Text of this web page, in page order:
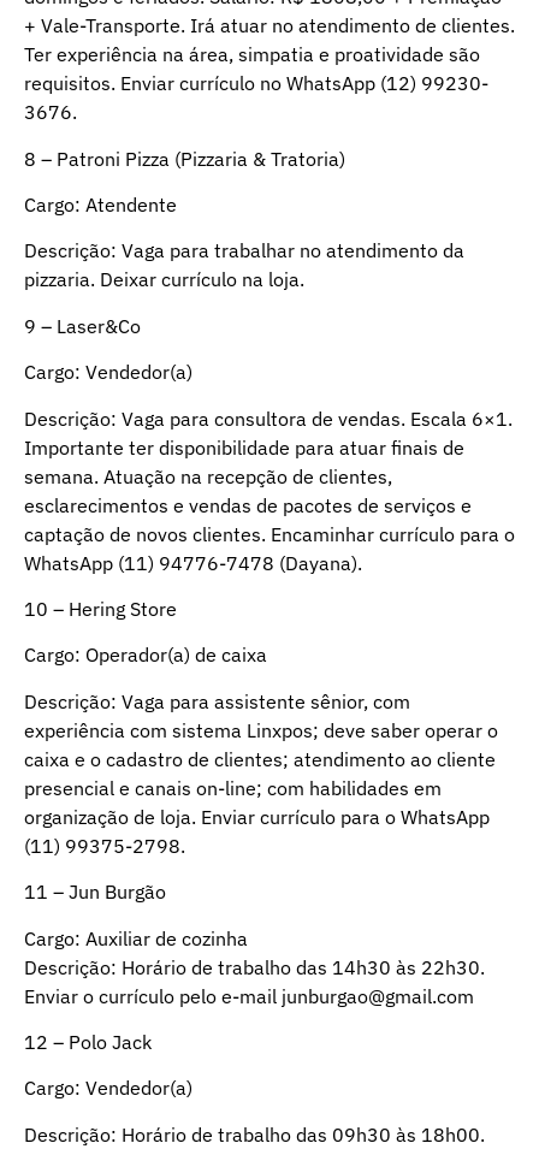
+ Vale-Transporte. Irá atuar no atendimento de clientes.
Ter experiência na área, simpatia e proatividade são
requisitos. Enviar currículo no WhatsApp (12) 99230-
3676.
8 – Patroni Pizza (Pizzaria & Tratoria)
Cargo: Atendente
Descrição: Vaga para trabalhar no atendimento da
pizzaria. Deixar currículo na loja.
9 – Laser&Co
Cargo: Vendedor(a)
Descrição: Vaga para consultora de vendas. Escala 6×1.
Importante ter disponibilidade para atuar finais de
semana. Atuação na recepção de clientes,
esclarecimentos e vendas de pacotes de serviços e
captação de novos clientes. Encaminhar currículo para o
WhatsApp (11) 94776-7478 (Dayana).
10 – Hering Store
Cargo: Operador(a) de caixa
Descrição: Vaga para assistente sênior, com
experiência com sistema Linxpos; deve saber operar o
caixa e o cadastro de clientes; atendimento ao cliente
presencial e canais on-line; com habilidades em
organização de loja. Enviar currículo para o WhatsApp
(11) 99375-2798.
11 – Jun Burgão
Cargo: Auxiliar de cozinha
Descrição: Horário de trabalho das 14h30 às 22h30.
Enviar o currículo pelo e-mail junburgao@gmail.com
12 – Polo Jack
Cargo: Vendedor(a)
Descrição: Horário de trabalho das 09h30 às 18h00.